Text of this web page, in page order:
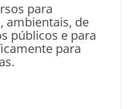
para
ambientais, de
públicos e para
para